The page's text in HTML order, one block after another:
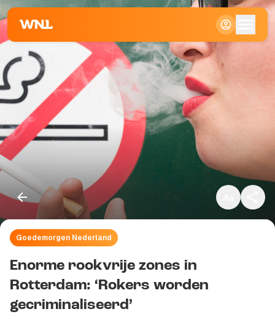
Klein
Standaard
Groot
Goedemorgen Nederland
Enorme rookvrije zones in
Rotterdam: ‘Rokers worden
gecriminaliseerd’